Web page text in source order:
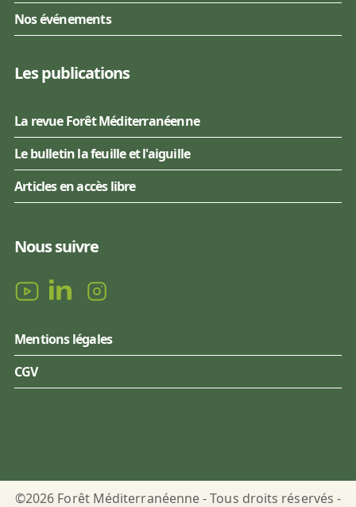
Nos événements
Les publications
La revue Forêt Méditerranéenne
Le bulletin la feuille et l'aiguille
Articles en accès libre
Nous suivre
Mentions légales
CGV
©2026 Forêt Méditerranéenne - Tous droits réservés -